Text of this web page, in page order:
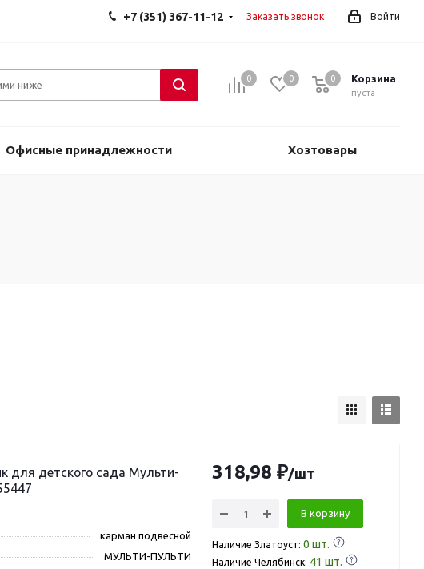
Войти
+7 (351) 367-11-12 Заказать звонок
0 0 Корзина
0
пуста
0
Офисные принадлежности Хозтовары
для детского сада Мульти-
карман подвесной
МУЛЬТИ-ПУЛЬТИ
318,98 ₽/шт
В корзину
Наличие Златоуст: 0 шт.
Наличие Челябинск: 41 шт.